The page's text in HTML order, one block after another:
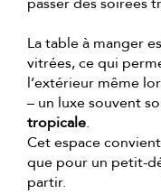
La table à manger
vitrées, ce qui
l’extérieur même
– un luxe souvent
tropicale.
Cet espace
que pour un petit-
partir.